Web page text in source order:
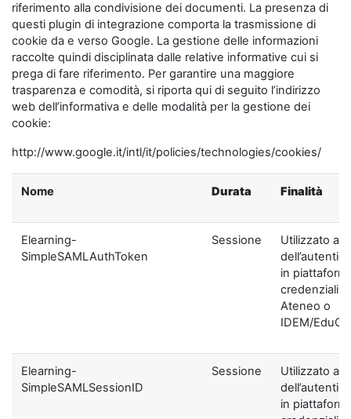
riferimento alla condivisione dei documenti. La presenza di
questi plugin di integrazione comporta la trasmissione di
cookie da e verso Google. La gestione delle informazioni
raccolte quindi disciplinata dalle relative informative cui si
prega di fare riferimento. Per garantire una maggiore
trasparenza e comodità, si riporta qui di seguito l’indirizzo
web dell’informativa e delle modalità per la gestione dei
cookie:
http://www.google.it/intl/it/policies/technologies/cookies/
Nome Durata Finalità
Elearning-
SimpleSAMLAuthToken
Sessione
Utilizzato ai
in
credenziali di
Ateneo o
IDEM/
Elearning-
SimpleSAMLSessionID
Sessione
Utilizzato ai
in